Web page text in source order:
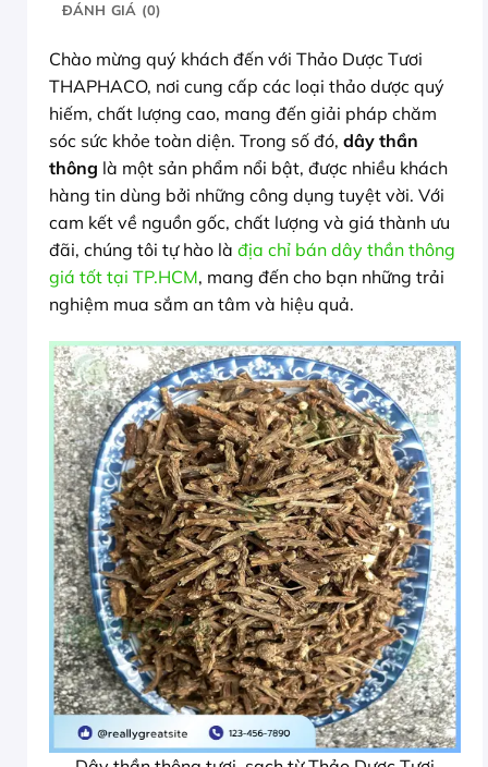
ĐÁNH GIÁ (0)
Chào mừng quý khách đến với Thảo Dược Tươi
THAPHACO, nơi cung cấp các loại thảo dược quý
hiếm, chất lượng cao, mang đến giải pháp chăm
sóc sức khỏe toàn diện. Trong số đó, dây thần
thông là một sản phẩm nổi bật, được nhiều khách
hàng tin dùng bởi những công dụng tuyệt vời. Với
cam kết về nguồn gốc, chất lượng và giá thành ưu
đãi, chúng tôi tự hào là địa chỉ bán dây thần thông
giá tốt tại TP.HCM, mang đến cho bạn những trải
nghiệm mua sắm an tâm và hiệu quả.